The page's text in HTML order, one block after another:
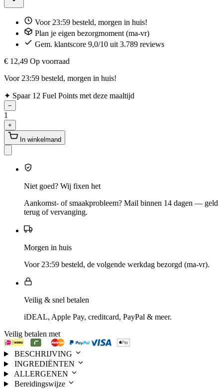
Voor 23:59 besteld, morgen in huis!
Plan je eigen bezorgmoment (ma-vr)
Gem. klantscore 9,0/10 uit 3.789 reviews
€ 12,49 Op voorraad
Voor 23:59 besteld, morgen in huis!
✦ Spaar 12 Fuel Points met deze maaltijd
−
1
+
In winkelmand
Niet goed? Wij fixen het
Aankomst- of smaakprobleem? Mail binnen 14 dagen — geld
terug of vervanging.
Morgen in huis
Voor 23:59 besteld, de volgende werkdag bezorgd (ma-vr).
Veilig & snel betalen
iDEAL, Apple Pay, creditcard, PayPal & meer.
Veilig betalen met
BESCHRIJVING
INGREDIËNTEN
ALLERGENEN
Bereidingswijze